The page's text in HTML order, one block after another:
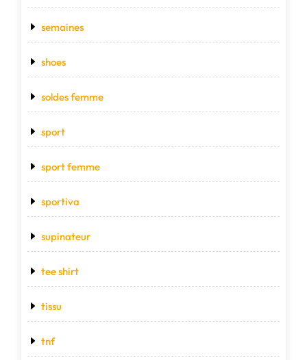
semaines
shoes
soldes femme
sport
sport femme
sportiva
supinateur
tee shirt
tissu
tnf